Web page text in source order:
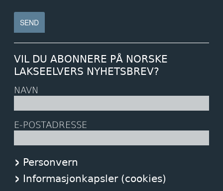
VIL DU ABONNERE PÅ NORSKE
LAKSEELVERS NYHETSBREV?
NAVN
E-POSTADRESSE
Personvern
Informasjonkapsler (cookies)